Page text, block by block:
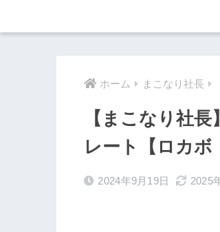
ホーム まこなり社長
【まこなり社
レート【ロカボ
2024年9月19日 2025